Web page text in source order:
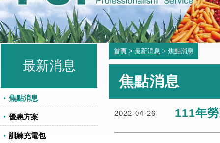
最新消息
焦點消息
優惠方案
訓練充電包
首頁 > 最新消息 > 焦點消息
焦點消息
2022-04-26 111年